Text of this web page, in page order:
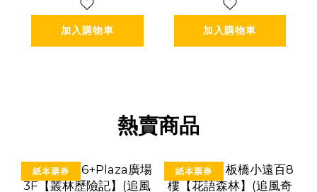
加入購物車 加入購物車
熱賣商品
紙本票券 紙本票券